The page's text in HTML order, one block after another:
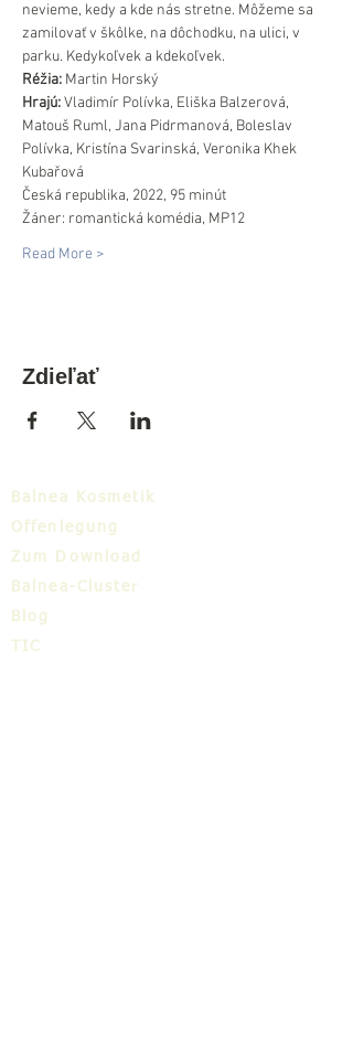
nevieme, kedy a kde nás stretne. Môžeme sa
zamilovať v škôlke, na dôchodku, na ulici, v
parku. Kedykoľvek a kdekoľvek.
Réžia: Martin Horský
Hrajú: Vladimír Polívka, Eliška Balzerová,
Matouš Ruml, Jana Pidrmanová, Boleslav
Polívka, Kristína Svarinská, Veronika Khek
Kubařová
Česká republika, 2022, 95 minút
Žáner: romantická komédia, MP12
Read More >
Zdieľať
Balnea Kosmetik
Offenlegung
Zum Download
Balnea-Cluster
Blog
TIC